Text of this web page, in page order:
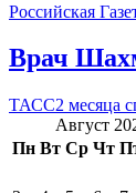
Российская
Врач
ТАСС2 месяца
Август
Пн Вт Ср Чт